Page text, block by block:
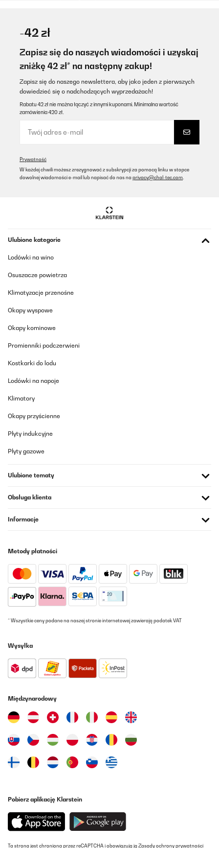
-42 zł
Zapisz się do naszych wiadomości i uzyskaj
zniżkę 42 zł* na następny zakup!
Zapisz się do naszego newslettera, aby jako jeden z pierwszych
dowiedzieć się o nadchodzących wyprzedażach!
Rabatu 42 zł nie można łączyć z innymi kuponami. Minimalna wartość
zamówienia 420 zł.
Prywatność
W każdej chwili możesz zrezygnować z subskrypcji za pomocą linku w stopce
dowolnej wiadomości e-mail lub napisać do nas na privacy@chal-tec.com
Ulubione kategorie
Lodówki na wino
Osuszacze powietrza
Klimatyzacje przenośne
Okapy wyspowe
Okapy kominowe
Promienniki podczerwieni
Kostkarki do lodu
Lodówki na napoje
Klimatory
Okapy przyścienne
Płyty indukcyjne
Płyty gazowe
Ulubione tematy
Obsługa klienta
Informacje
Metody płatności
* Wszystkie ceny podane na naszej stronie internetowej zawierają podatek VAT
Wysyłka
Międzynarodowy
Pobierz aplikację Klarstein
Ta strona jest chroniona przez reCAPTCHA i obowiązują ją Zasady ochrony prywatności